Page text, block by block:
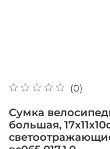
(0)
Сумка
большая,